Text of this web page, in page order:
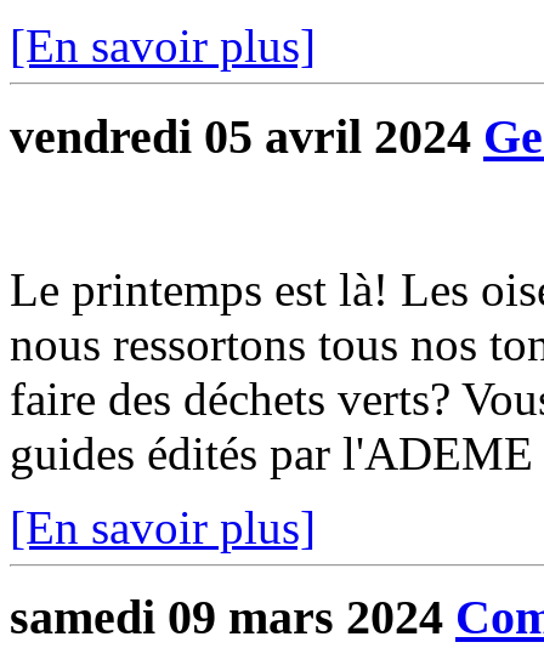
[En savoir plus]
vendredi 05 avril 2024
Le printemps est là! Les
nous ressortons tous nos
faire des déchets verts?
guides édités par
[En savoir plus]
samedi 09 mars 2024